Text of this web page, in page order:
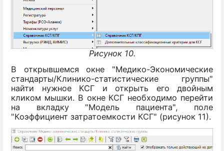
Рисунок 10.
В открывшемся окне "Медико-Экономические
стандарты/Клинико-статистические группы"
найти нужное КСГ и открыть его двойным
кликом мышки. В окне КСГ необходимо перейти
на вкладку "Модель пациента", поле
"Коэффициент затратоемкости КСГ" (рисунок 11).